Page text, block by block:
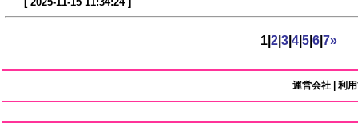
1 2 3 4 5 6 7»
運営会社 |利